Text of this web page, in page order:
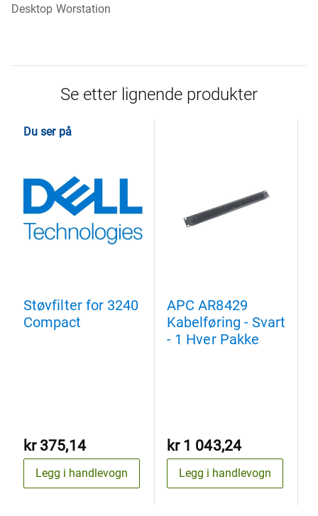
Desktop Worstation
Se etter lignende produkter
Du ser på
Støvfilter for 3240
Compact
kr 375,14
Legg i handlevogn
APC AR8429
Kabelføring - Svart
- 1 Hver Pakke
kr 1 043,24
Legg i handlevogn